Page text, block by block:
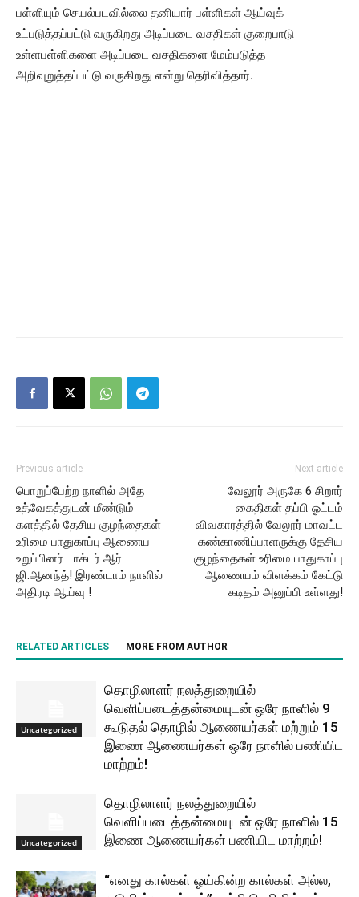
பள்ளியும் செயல்படவில்லை தனியார் பள்ளிகள் ஆய்வுக்
உட்படுத்தப்பட்டு வருகிறது அடிப்படை வசதிகள் குறைபாடு
உள்ளபள்ளிகளை அடிப்படை வசதிகளை மேம்படுத்த
அறிவுறுத்தப்பட்டு வருகிறது என்று தெரிவித்தார்.
Previous article
பொறுப்பேற்ற நாளில் அதே
உத்வேகத்துடன் மீண்டும்
களத்தில் தேசிய குழந்தைகள்
உரிமை பாதுகாப்பு ஆணைய
உறுப்பினர் டாக்டர் ஆர்.
ஜி.ஆனந்த்! இரண்டாம் நாளில்
அதிரடி ஆய்வு !
Next article
வேலூர் அருகே 6 சிறார்
கைதிகள் தப்பி ஓட்டம்
விவகாரத்தில் வேலூர் மாவட்ட
கண்காணிப்பாளருக்கு தேசிய
குழந்தைகள் உரிமை பாதுகாப்பு
ஆணையம் விளக்கம் கேட்டு
கடிதம் அனுப்பி உள்ளது!
RELATED ARTICLES MORE FROM AUTHOR
Uncategorized
தொழிலாளர் நலத்துறையில்
வெளிப்படைத்தன்மையுடன் ஒரே நாளில் 9
கூடுதல் தொழில் ஆணையர்கள் மற்றும் 15
இணை ஆணையர்கள் ஒரே நாளில் பணியிட
மாற்றம்!
Uncategorized
தொழிலாளர் நலத்துறையில்
வெளிப்படைத்தன்மையுடன் ஒரே நாளில் 15
இணை ஆணையர்கள் பணியிட மாற்றம்!
“எனது கால்கள் ஓய்கின்ற கால்கள் அல்ல,